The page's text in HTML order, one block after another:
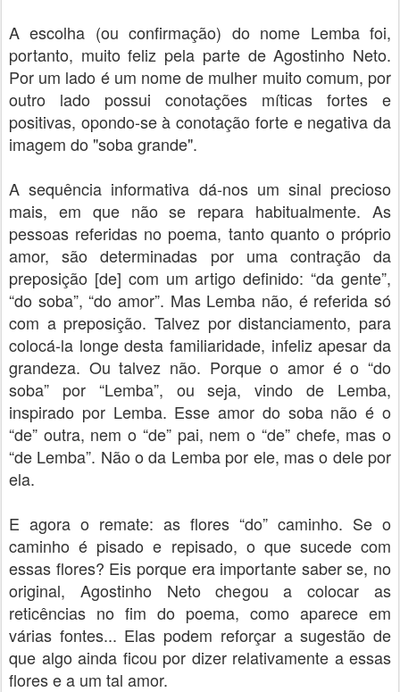
A escolha (ou confirmação) do nome Lemba foi,
portanto, muito feliz pela parte de Agostinho Neto.
Por um lado é um nome de mulher muito comum, por
outro lado possui conotações míticas fortes e
positivas, opondo-se à conotação forte e negativa da
imagem do "soba grande".
A sequência informativa dá-nos um sinal precioso
mais, em que não se repara habitualmente. As
pessoas referidas no poema, tanto quanto o próprio
amor, são determinadas por uma contração da
preposição [de] com um artigo definido: “da gente”,
“do soba”, “do amor”. Mas Lemba não, é referida só
com a preposição. Talvez por distanciamento, para
colocá-la longe desta familiaridade, infeliz apesar da
grandeza. Ou talvez não. Porque o amor é o “do
soba” por “Lemba”, ou seja, vindo de Lemba,
inspirado por Lemba. Esse amor do soba não é o
“de” outra, nem o “de” pai, nem o “de” chefe, mas o
“de Lemba”. Não o da Lemba por ele, mas o dele por
ela.
E agora o remate: as flores “do” caminho. Se o
caminho é pisado e repisado, o que sucede com
essas flores? Eis porque era importante saber se, no
original, Agostinho Neto chegou a colocar as
reticências no fim do poema, como aparece em
várias fontes... Elas podem reforçar a sugestão de
que algo ainda ficou por dizer relativamente a essas
flores e a um tal amor.